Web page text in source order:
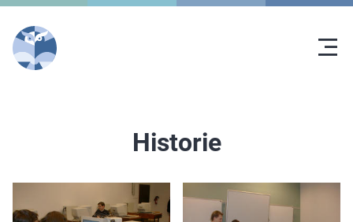
Historie